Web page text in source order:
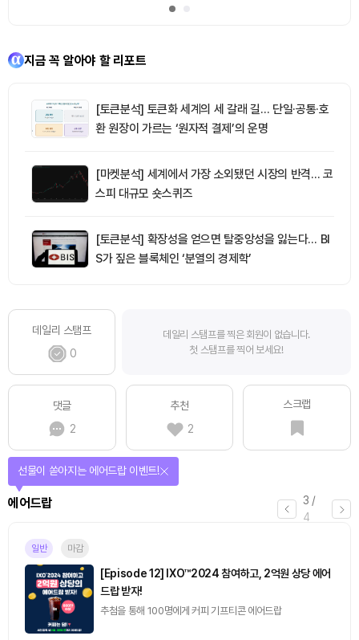
지금 꼭 알아야 할 리포트
[토큰분석] 토큰화 세계의 세 갈래 길… 단일·공통·호
환 원장이 가르는 ‘원자적 결제’의 운명
[마켓분석] 세계에서 가장 소외됐던 시장의 반격… 코
스피 대규모 숏스퀴즈
[토큰분석] 확장성을 얻으면 탈중앙성을 잃는다… BI
S가 짚은 블록체인 ‘분열의 경제학’
데일리 스탬프
0
데일리 스탬프를 찍은 회원이 없습니다.
첫 스탬프를 찍어 보세요!
댓글
2
추천
2
스크랩
3 /
4
에어드랍
선물이 쏟아지는 에어드랍 이벤트!
일반 마감
[Episode 12] IXO™2024 참여하고, 2억원 상당 에어
드랍 받자!
추첨을 통해 100명에게 커피 기프티콘 에어드랍